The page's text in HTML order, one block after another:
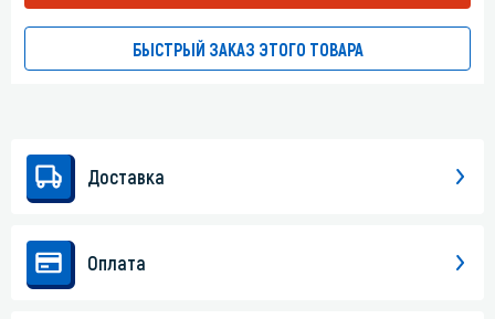
БЫСТРЫЙ ЗАКАЗ ЭТОГО ТОВАРА
Доставка
Оплата